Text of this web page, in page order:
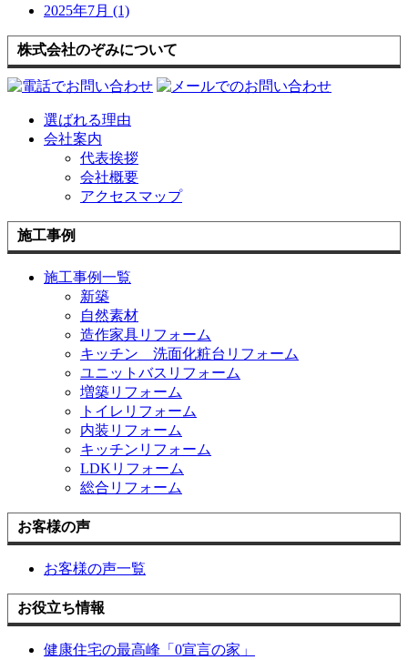
2025年7月 (1)
株式会社のぞみについて
選ばれる理由
会社案内
代表挨拶
会社概要
アクセスマップ
施工事例
施工事例一覧
新築
自然素材
造作家具リフォーム
キッチン 洗面化粧台リフォーム
ユニットバスリフォーム
増築リフォーム
トイレリフォーム
内装リフォーム
キッチンリフォーム
LDKリフォーム
総合リフォーム
お客様の声
お客様の声一覧
お役立ち情報
健康住宅の最高峰「0宣言の家」